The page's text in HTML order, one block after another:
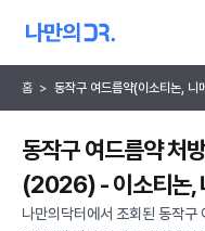
홈 > 동작구 여드름약(이소티논, 니
동작구 여드름약 처
(2026) - 이소티논,
나만의닥터에서 조회된 동작구